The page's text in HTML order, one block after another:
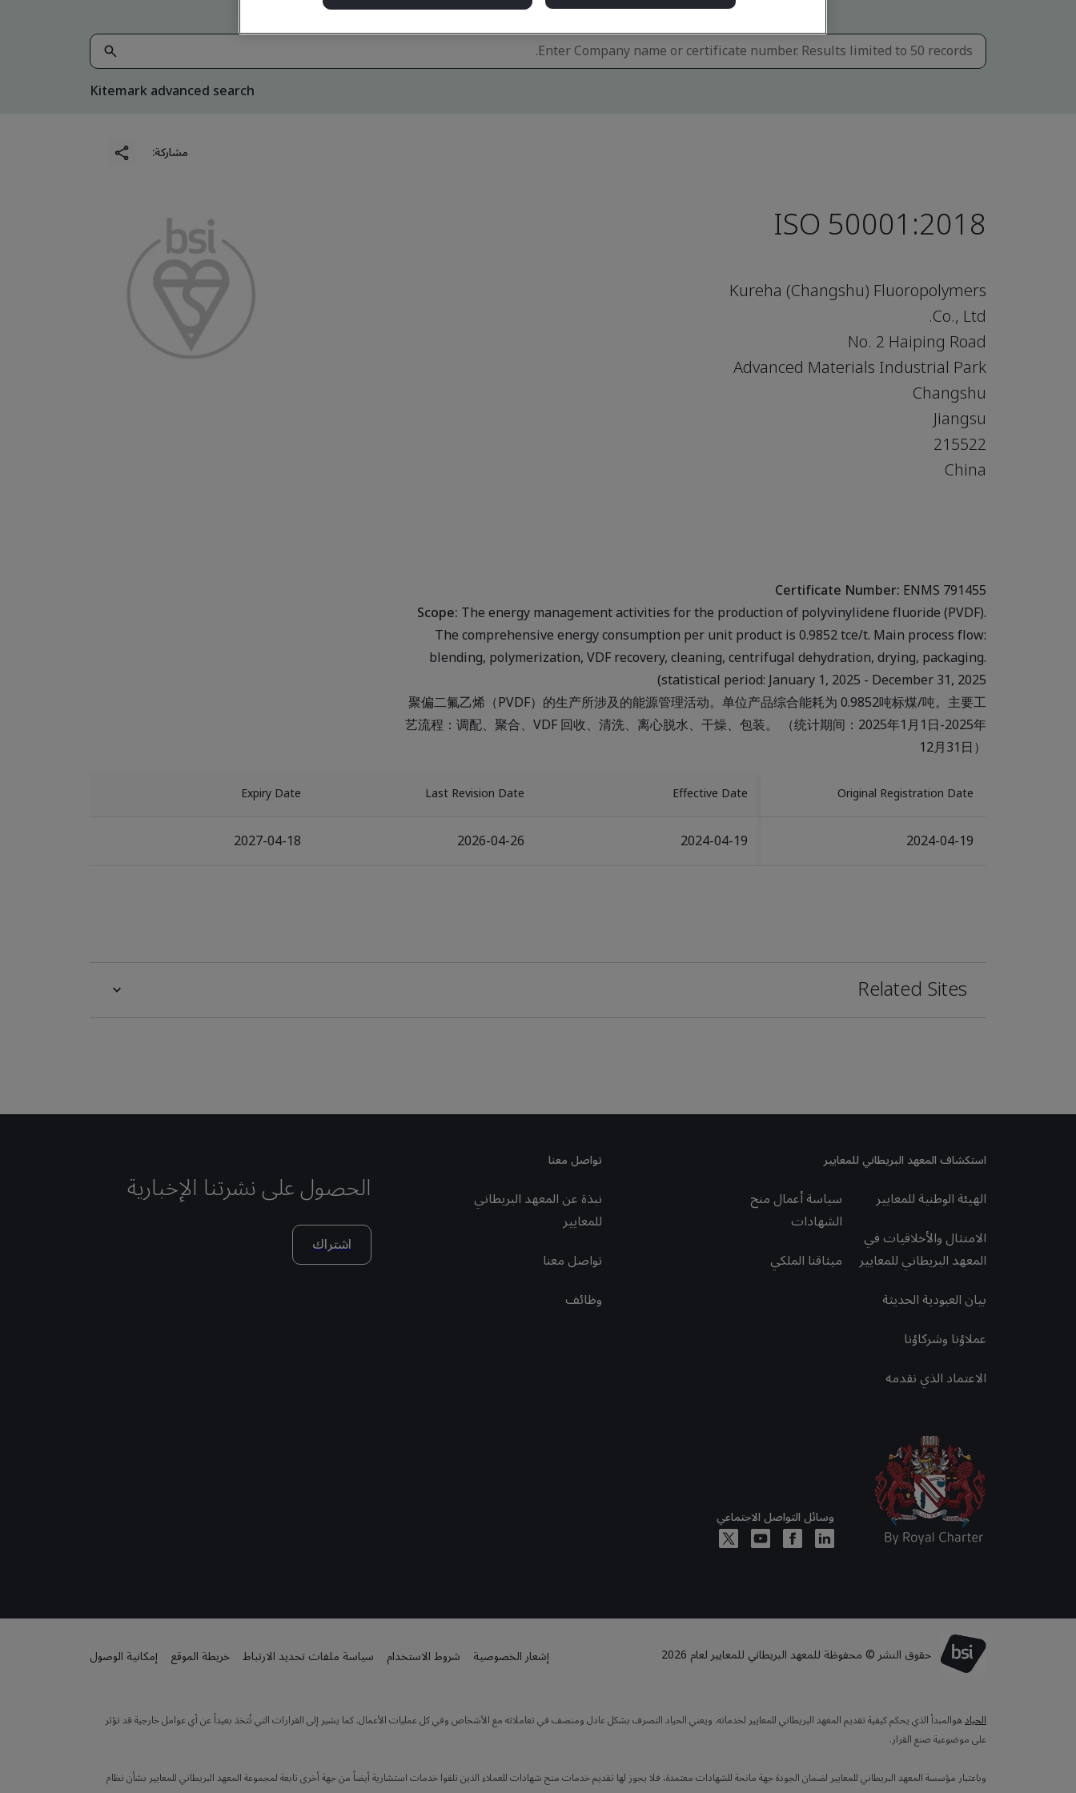
Kitemark advanced search
مشاركة:
ISO 50001:2018
Kureha (Changshu) Fluoropolymers
Co., Ltd.
No. 2 Haiping Road
Advanced Materials Industrial Park
Changshu
Jiangsu
215522
China
Certificate Number:ENMS 791455
Scope:The energy management activities for the production of polyvinylidene fluoride (PVDF).
The comprehensive energy consumption per unit product is 0.9852 tce/t. Main process flow:
blending, polymerization, VDF recovery, cleaning, centrifugal dehydration, drying, packaging.
(statistical period: January 1, 2025 - December 31, 2025
聚偏二氟乙烯（PVDF）的生产所涉及的能源管理活动。单位产品综合能耗为 0.9852吨标煤/吨。主要工
艺流程：调配、聚合、VDF 回收、清洗、离心脱水、干燥、包装。 （统计期间：2025年1月1日-2025年
12月31日）
Original Registration Date
Effective Date
Last Revision Date
Expiry Date
2024-04-19
2024-04-19
2026-04-26
2027-04-18
Related Sites
استكشاف المعهد البريطاني للمعايير
الهيئة الوطنية للمعايير
الامتثال والأخلاقيات في
المعهد البريطاني للمعايير
بيان العبودية الحديثة
عملاؤنا وشركاؤنا
الاعتماد الذي نقدمه
سياسة أعمال منح
الشهادات
ميثاقنا الملكي
وسائل التواصل الاجتماعي
تواصل معنا
نبذة عن المعهد البريطاني
للمعايير
تواصل معنا
وظائف
الحصول على نشرتنا الإخبارية
اشتراك
حقوق النشر © محفوظة للمعهد البريطاني للمعايير لعام 2026 إشعار الخصوصية شروط الاستخدام سياسة ملفات تحديد الارتباط خريطة الموقع إمكانية الوصول
الحيادهوالمبدأ الذي يحكم كيفية تقديم المعهد البريطاني للمعايير لخدماته. ويعني الحياد التصرف بشكل عادل ومنصف في تعاملاته مع الأشخاص وفي كل عمليات الأعمال. كما يشير إلى القرارات التي تُتخذ بعيداً عن أي عوامل خارجية قد تؤثر
على موضوعية صنع القرار.
وباعتبار مؤسسة المعهد البريطاني للمعايير لضمان الجودة جهة مانحة للشهادات معتمدة، فلا يجوز لها تقديم خدمات منح شهادات للعملاء الذين تلقوا خدمات استشارية أيضاً من جهة أخرى تابعة لمجموعة المعهد البريطاني للمعايير بشأن نظام